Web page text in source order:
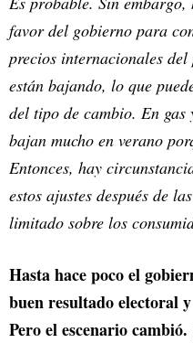
favor del gobierno para
precios internacionales
están bajando, lo que
del tipo de cambio. En
bajan mucho en verano
Entonces, hay
estos ajustes después de
limitado sobre los
Hasta hace poco el
buen resultado electoral
Pero el escenario